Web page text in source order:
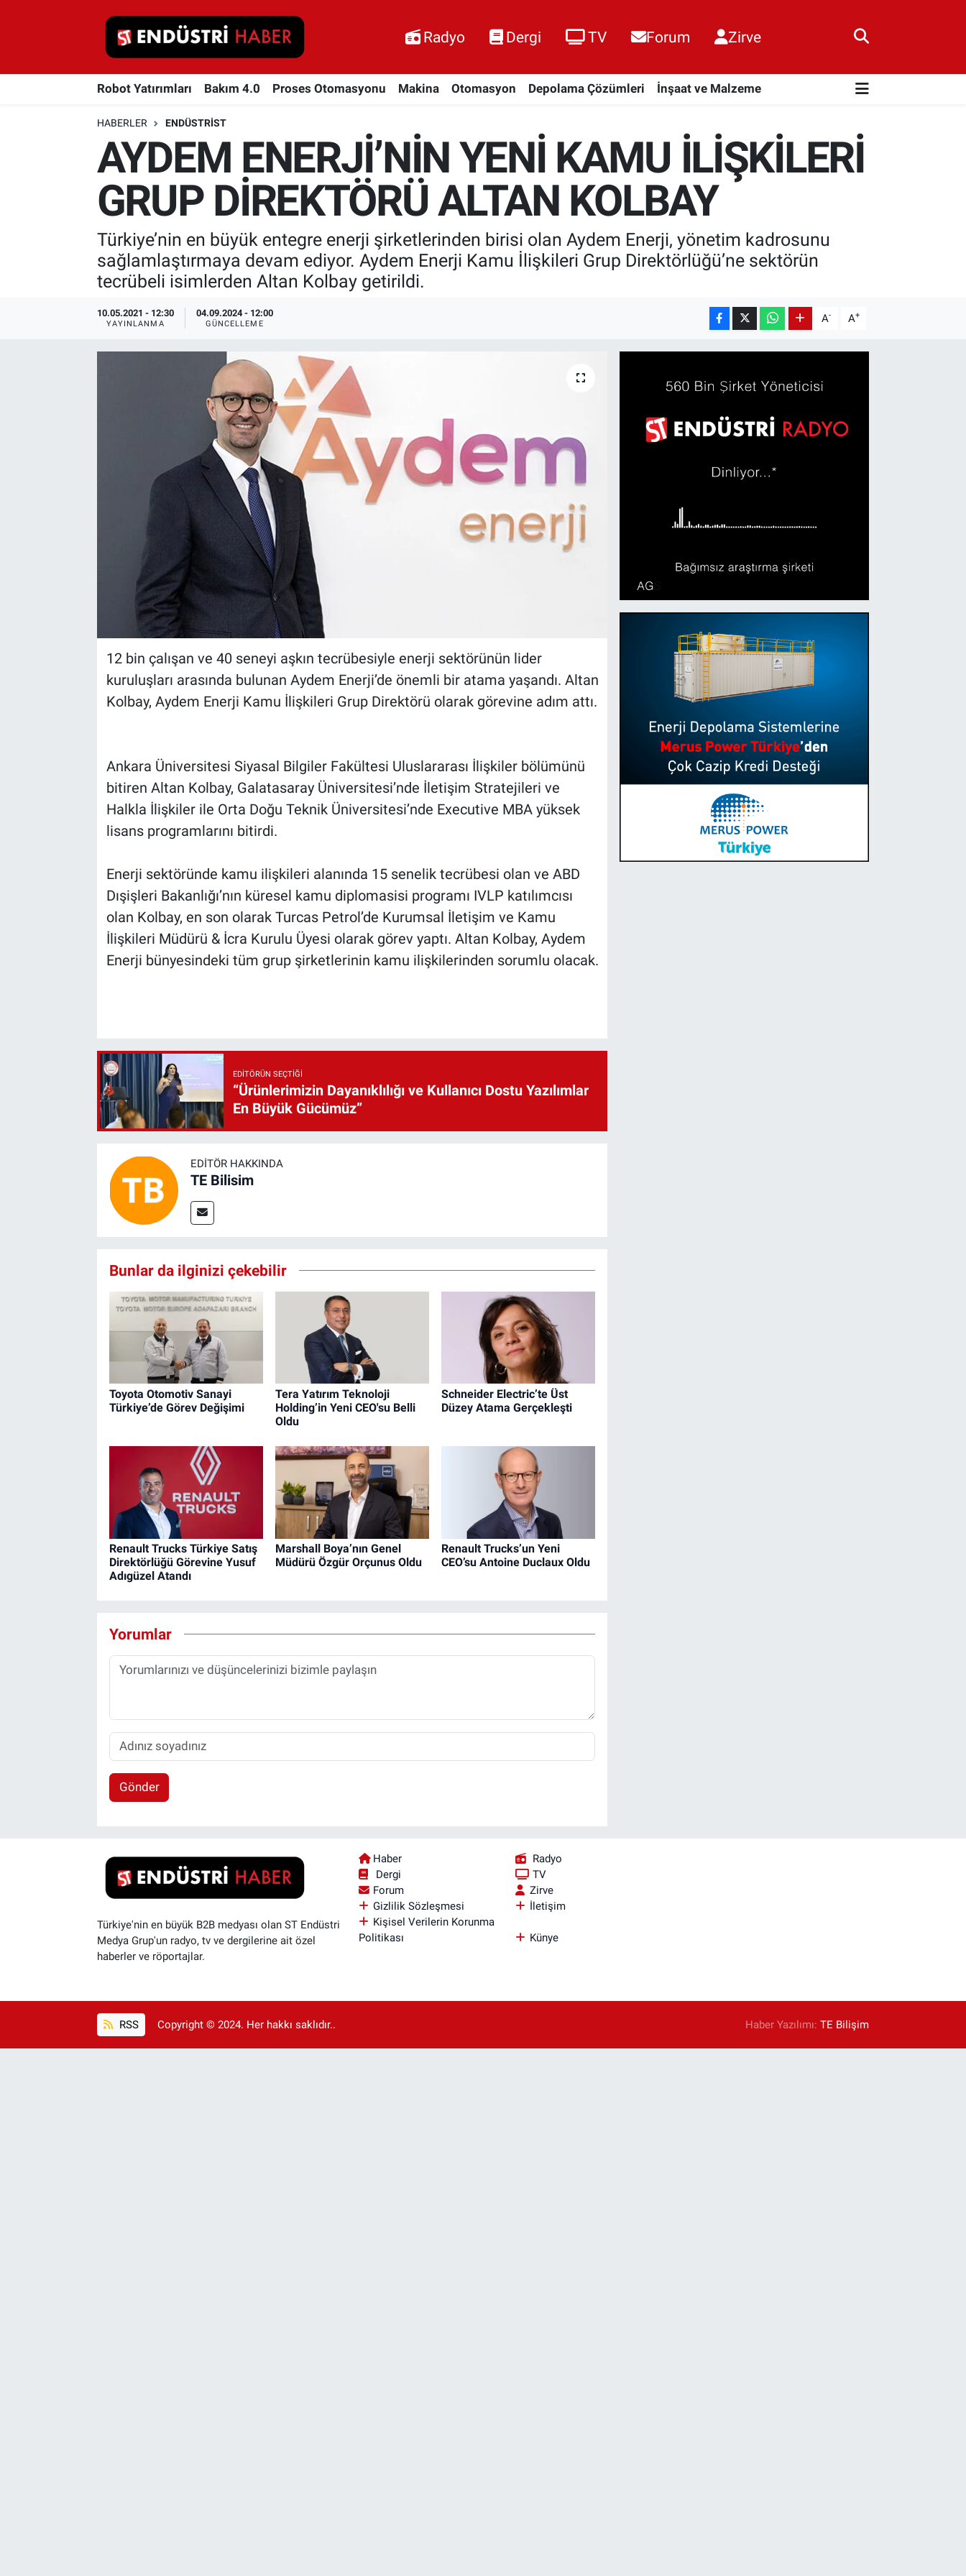
Radyo Dergi TV Forum Zirve
Robot Yatırımları Bakım 4.0 Proses Otomasyonu Makina Otomasyon Depolama Çözümleri İnşaat ve Malzeme
HABERLER ENDÜSTRIST
AYDEM ENERJİ’NİN YENİ KAMU İLİŞKİLERİ
GRUP DİREKTÖRÜ ALTAN KOLBAY
Türkiye’nin en büyük entegre enerji şirketlerinden birisi olan Aydem Enerji, yönetim kadrosunu
sağlamlaştırmaya devam ediyor. Aydem Enerji Kamu İlişkileri Grup Direktörlüğü’ne sektörün
tecrübeli isimlerden Altan Kolbay getirildi.
10.05.2021 - 12:30
YAYINLANMA
04.09.2024 - 12:00
GÜNCELLEME A- A+
12 bin çalışan ve 40 seneyi aşkın tecrübesiyle enerji sektörünün lider
kuruluşları arasında bulunan Aydem Enerji’de önemli bir atama yaşandı. Altan
Kolbay, Aydem Enerji Kamu İlişkileri Grup Direktörü olarak görevine adım attı.
Ankara Üniversitesi Siyasal Bilgiler Fakültesi Uluslararası İlişkiler bölümünü
bitiren Altan Kolbay, Galatasaray Üniversitesi’nde İletişim Stratejileri ve
Halkla İlişkiler ile Orta Doğu Teknik Üniversitesi’nde Executive MBA yüksek
lisans programlarını bitirdi.
Enerji sektöründe kamu ilişkileri alanında 15 senelik tecrübesi olan ve ABD
Dışişleri Bakanlığı’nın küresel kamu diplomasisi programı IVLP katılımcısı
olan Kolbay, en son olarak Turcas Petrol’de Kurumsal İletişim ve Kamu
İlişkileri Müdürü & İcra Kurulu Üyesi olarak görev yaptı. Altan Kolbay, Aydem
Enerji bünyesindeki tüm grup şirketlerinin kamu ilişkilerinden sorumlu olacak.
EDITÖRÜN SEÇTIĞI
“Ürünlerimizin Dayanıklılığı ve Kullanıcı Dostu Yazılımlar
En Büyük Gücümüz”
EDITÖR HAKKINDA
TE Bilisim
Bunlar da ilginizi çekebilir
Toyota Otomotiv Sanayi
Türkiye’de Görev Değişimi
Tera Yatırım Teknoloji
Holding’in Yeni CEO'su Belli
Oldu
Schneider Electric’te Üst
Düzey Atama Gerçekleşti
Renault Trucks Türkiye Satış
Direktörlüğü Görevine Yusuf
Adıgüzel Atandı
Marshall Boya’nın Genel
Müdürü Özgür Orçunus Oldu
Renault Trucks’un Yeni
CEO’su Antoine Duclaux Oldu
Yorumlar
Gönder
Türkiye'nin en büyük B2B medyası olan ST Endüstri
Medya Grup'un radyo, tv ve dergilerine ait özel
haberler ve röportajlar.
Haber
Radyo
Dergi
TV
Forum
Zirve
Gizlilik Sözleşmesi
İletişim
Kişisel Verilerin Korunma
Politikası
Künye
RSS Copyright © 2024. Her hakkı saklıdır.. Haber Yazılımı:TE Bilişim
Robot Yatırımları
Proses Otomasyonu
Otomasyon
Depolama Çözümleri
İnşaat ve Malzeme
HaberOrtak
EndüstriST